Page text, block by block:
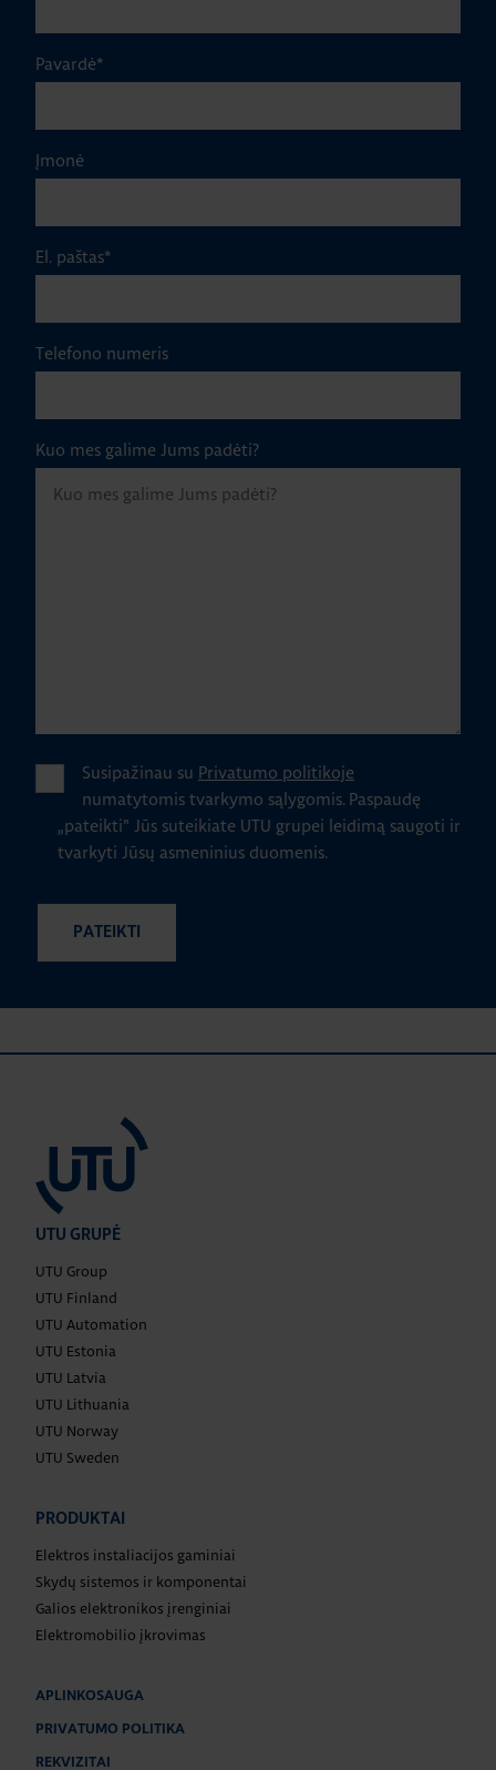
Pavardė*
Įmonė
El. paštas*
Telefono numeris
Kuo mes galime Jums padėti?
Susipažinau su Privatumo politikoje
numatytomis tvarkymo sąlygomis. Paspaudę
„pateikti" Jūs suteikiate UTU grupei leidimą saugoti ir
tvarkyti Jūsų asmeninius duomenis.
UTU GRUPĖ
UTU Group
UTU Finland
UTU Automation
UTU Estonia
UTU Latvia
UTU Lithuania
UTU Norway
UTU Sweden
PRODUKTAI
Elektros instaliacijos gaminiai
Skydų sistemos ir komponentai
Galios elektronikos įrenginiai
Elektromobilio įkrovimas
APLINKOSAUGA
PRIVATUMO POLITIKA
REKVIZITAI